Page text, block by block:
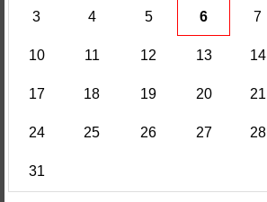
3 4 5 6 7
10 11 12 13 14
17 18 19 20 21
24 25 26 27 28
31